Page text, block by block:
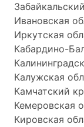
Ивановская
Иркутская
Кабардино-
Калужская
Камчатский
Кемеровская
Кировская